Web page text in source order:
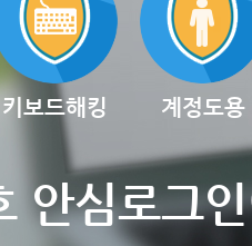
키보드해킹 계정도용
안심로그